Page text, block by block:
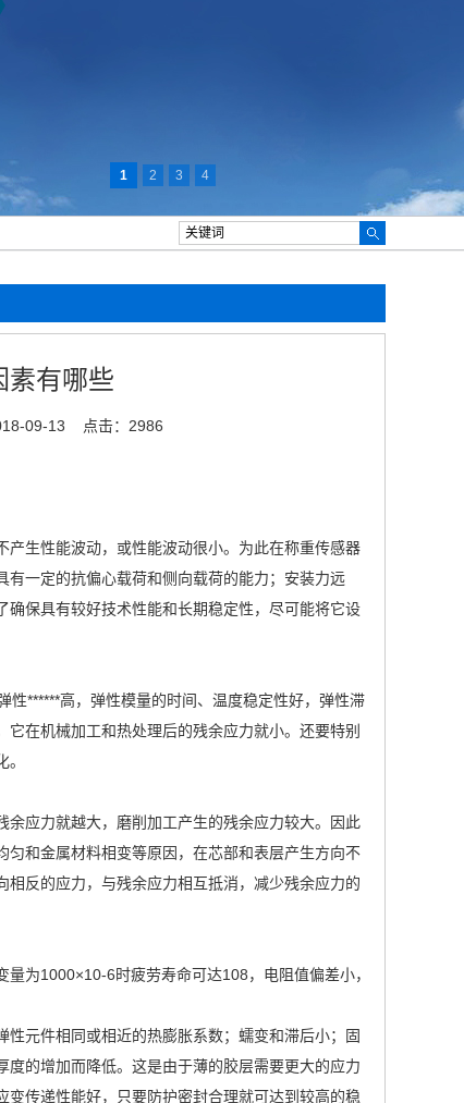
1 2 3 4
素有哪些
09-13
点击：2986
生性能波动，或性能波动很小。为此在称重传感器
一定的抗偏心载荷和侧向载荷的能力；安装力远
保具有较好技术性能和长期稳定性，尽可能将它设
******高，弹性模量的时间、温度稳定性好，弹性滞
在机械加工和热处理后的残余应力就小。还要特别
应力就越大，磨削加工产生的残余应力较大。因此
和金属材料相变等原因，在芯部和表层产生方向不
反的应力，与残余应力相互抵消，减少残余应力的
为1000×10-6时疲劳寿命可达108，电阻值偏差小，
元件相同或相近的热膨胀系数；蠕变和滞后小；固
的增加而降低。这是由于薄的胶层需要更大的应力
传递性能好，只要防护密封合理就可达到较高的稳